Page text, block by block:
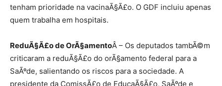
tenham prioridade na vacinaÃ§Ã£o. O GDF incluiu apenas
quem trabalha em hospitais.
ReduÃ§Ã£o de OrÃ§amentoÂ – Os deputados tambÃ©m
criticaram a reduÃ§Ã£o do orÃ§amento federal para a
SaÃºde, salientando os riscos para a sociedade. A
presidente da ComissÃ£o de EducaÃ§Ã£o, SaÃºde e